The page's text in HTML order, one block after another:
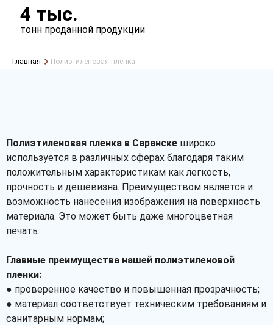
4 тыс.
тонн проданной продукции
Главная Полиэтиленовая пленка
Полиэтиленовая пленка в Саранске широко
используется в различных сферах благодаря таким
положительным характеристикам как легкость,
прочность и дешевизна. Преимуществом является и
возможность нанесения изображения на поверхность
материала. Это может быть даже многоцветная
печать.
Главные преимущества нашей полиэтиленовой
пленки:
● проверенное качество и повышенная прозрачность;
● материал соответствует техническим требованиям и
санитарным нормам;